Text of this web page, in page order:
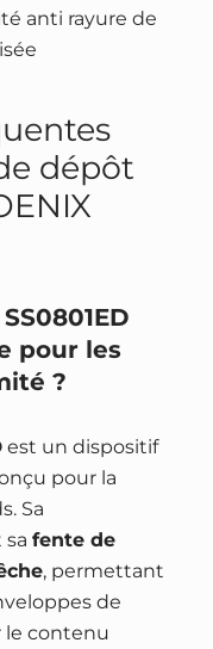
anti rayure de
dépôt
pour les
?
est un dispositif
pour la
Sa
fente de
, permettant
de
le contenu